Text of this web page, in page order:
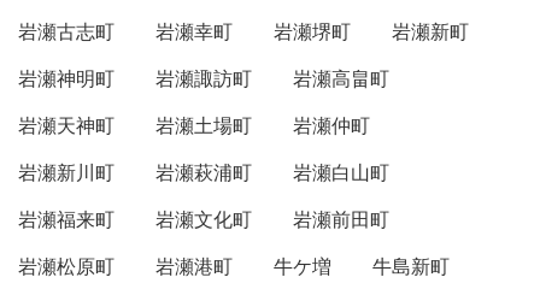
岩瀬古志町
岩瀬幸町 岩瀬堺町
岩瀬新町
岩瀬神明町
岩瀬諏訪町
岩瀬高畠町
岩瀬天神町
岩瀬土場町
岩瀬仲町
岩瀬新川町
岩瀬萩浦町
岩瀬白山町
岩瀬福来町
岩瀬文化町
岩瀬前田町
岩瀬松原町
岩瀬港町 牛ケ増
牛島新町